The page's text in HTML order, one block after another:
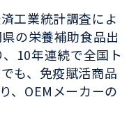
工業統計調査によ
の栄養補助食品出
10年連続で全国ト
も、免疫賦活商品
、OEMメーカーの